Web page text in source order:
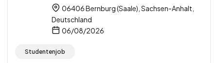
06406 Bernburg (Saale), Sachsen-Anhalt,
Deutschland
06/08/2026
Studentenjob